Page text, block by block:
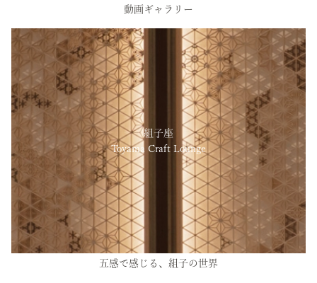
動画ギャラリー
組子座
Toyama Craft Lounge
五感で感じる、組子の世界